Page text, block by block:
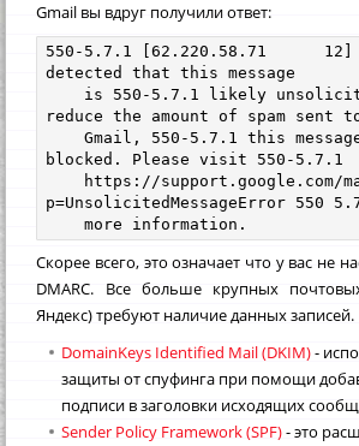
Gmail вы вдруг получили ответ:
550-5.7.1 [62.220.58.71      12]
detected that this message
reduce the amount of spam sent
    Gmail, 550-5.7.1 this message has been
blocked. Please visit 550-5.7.1
p=UnsolicitedMessageError 550
    more information.
Скорее всего, это означает что у вас не
DMARC. Все больше крупных
Яндекс) требуют наличие данных записей.
DomainKeys Identified Mail (DKIM)-
защиты от спуфинга при помощи
подписи в заголовки исходящих
Sender Policy Framework (SPF)- это